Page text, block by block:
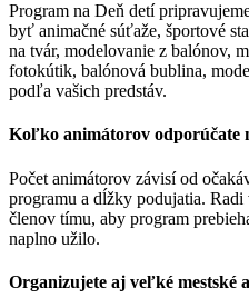
Program na Deň detí
byť animačné súťaže, športové
na tvár, modelovanie z balónov,
fotokútik, balónová bublina,
podľa vašich predstáv.
Koľko animátorov odporúčate
Počet animátorov závisí od
programu a dĺžky podujatia.
členov tímu, aby program
naplno užilo.
Organizujete aj veľké mestské